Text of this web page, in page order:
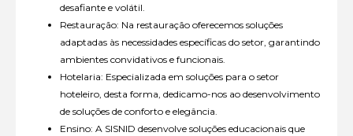
desafiante e volátil.
Restauração: Na restauração oferecemos soluções
adaptadas às necessidades específicas do setor, garantindo
ambientes convidativos e funcionais.
Hotelaria: Especializada em soluções para o setor
hoteleiro, desta forma, dedicamo-nos ao desenvolvimento
de soluções de conforto e elegância.
Ensino: A SISNID desenvolve soluções educacionais que